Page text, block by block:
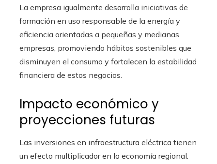
La empresa igualmente desarrolla iniciativas de
formación en uso responsable de la energía y
eficiencia orientadas a pequeñas y medianas
empresas, promoviendo hábitos sostenibles que
disminuyen el consumo y fortalecen la estabilidad
financiera de estos negocios.
Impacto económico y
proyecciones futuras
Las inversiones en infraestructura eléctrica tienen
un efecto multiplicador en la economía regional.